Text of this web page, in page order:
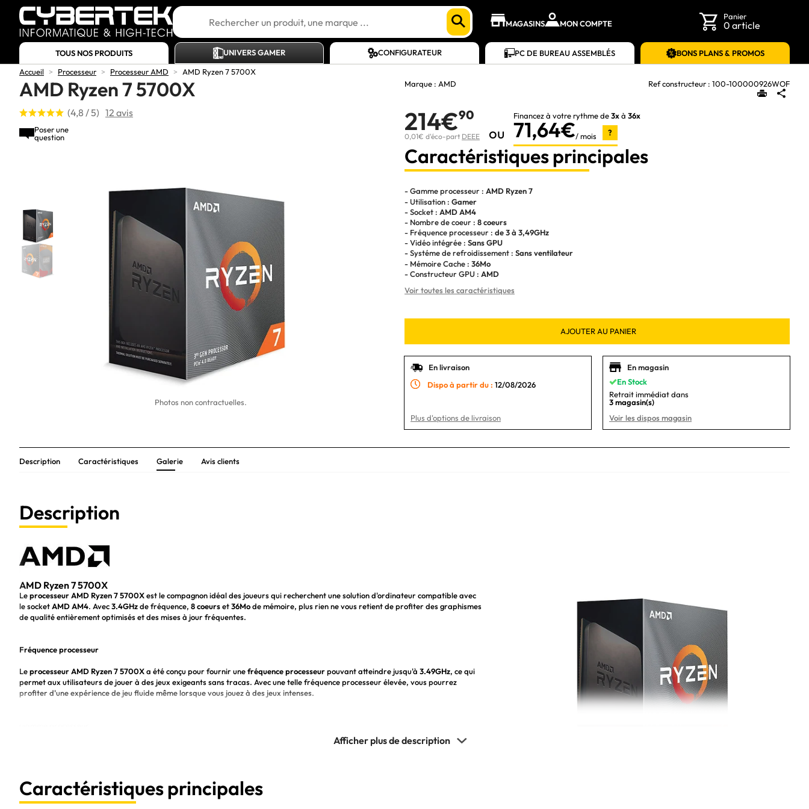
MAGASINS MON COMPTE
Panier
0 article
TOUS NOS PRODUITS UNIVERS GAMER CONFIGURATEUR PC DE BUREAU ASSEMBLÉS
BONS PLANS & PROMOS
Accueil
> Processeur > Processeur AMD > AMD Ryzen 7 5700X
AMD Ryzen 7 5700X
(4,8 / 5) 12 avis
Poser une
question
Photos non contractuelles.
Marque : AMD Ref constructeur : 100-100000926WOF
214€90
0,01€ d'éco-part DEEE ou
Financez à votre rythme de3xà 36x
71,64€/ mois ?
Caractéristiques principales
- Gamme processeur : AMD Ryzen 7
- Utilisation : Gamer
- Socket : AMD AM4
- Nombre de coeur : 8 coeurs
- Fréquence processeur : de 3 à 3,49GHz
- Vidéo intégrée : Sans GPU
- Systéme de refroidissement : Sans ventilateur
- Mémoire Cache : 36Mo
- Constructeur GPU : AMD
Voir toutes les caractéristiques
AJOUTER AU PANIER
En livraison
Dispo à partir du : 12/08/2026
Plus d'options de livraison
En magasin
En Stock
Retrait immédiat dans
3 magasin(s)
Voir les dispos magasin
Description Caractéristiques Galerie Avis clients
Description
AMD Ryzen 7 5700X
Leprocesseur AMD Ryzen 7 5700Xest le compagnon idéal des joueurs qui recherchent une solution d'ordinateur compatible avec
le socketAMD AM4. Avec3.4GHzde fréquence, 8 coeurset36Mode mémoire, plus rien ne vous retient de profiter des graphismes
de qualité entièrement optimisés et des mises à jour fréquentes.
Fréquence processeur
Leprocesseur AMD Ryzen 7 5700Xa été conçu pour fournir unefréquence processeurpouvant atteindre jusqu'à 3.49GHz, ce qui
permet aux utilisateurs de jouer à des jeux exigeants sans tracas. Avec une telle fréquence processeur élevée, vous pourrez
profiter d'une expérience de jeu fluide même lorsque vous jouez à des jeux intenses.
, qui est connue pour sa capacité de flux de
Nombre de coeurs
Caractéristiques principales